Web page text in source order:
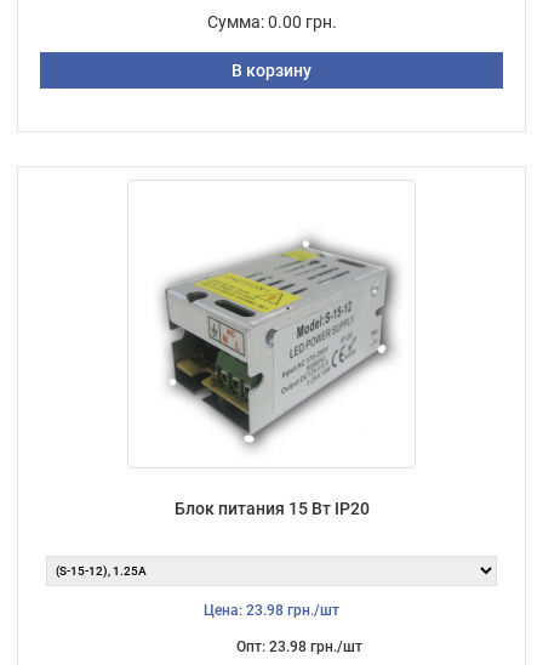
Сумма: 0.00 грн.
В корзину
Блок питания 15 Вт IP20
Цена: 23.98 грн./шт
Опт: 23.98 грн./шт